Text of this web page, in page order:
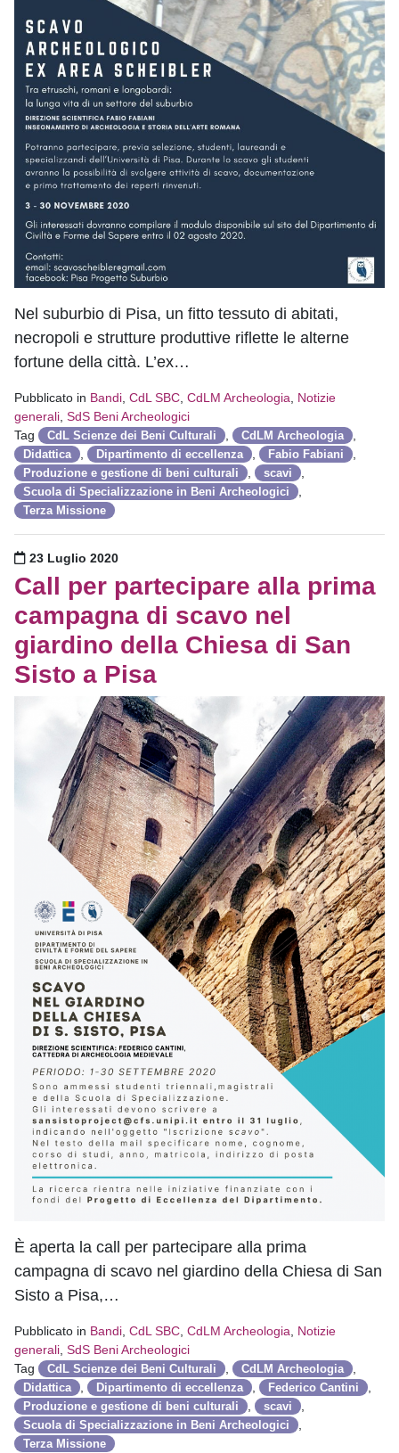
Nel suburbio di Pisa, un fitto tessuto di abitati,
necropoli e strutture produttive riflette le alterne
fortune della città. L’ex…
Pubblicato in Bandi CdL SBC CdLM Archeologia
Notizie
generali SdS Beni Archeologici
Tag
CdL Scienze dei Beni Culturali CdLM Archeologia
Didattica Dipartimento di eccellenza Fabio Fabiani
Produzione e gestione di beni culturali scavi
Scuola di Specializzazione in Beni Archeologici
Terza Missione
Pubblicato il
23 Luglio 2020
Call per partecipare alla prima
campagna di scavo nel
giardino della Chiesa di San
Sisto a Pisa
È aperta la call per partecipare alla prima
campagna di scavo nel giardino della Chiesa di San
Sisto a Pisa,…
Pubblicato in Bandi CdL SBC CdLM Archeologia
Notizie
generali SdS Beni Archeologici
Tag
CdL Scienze dei Beni Culturali CdLM Archeologia
Didattica Dipartimento di eccellenza Federico Cantini
Produzione e gestione di beni culturali scavi
Scuola di Specializzazione in Beni Archeologici
Terza Missione